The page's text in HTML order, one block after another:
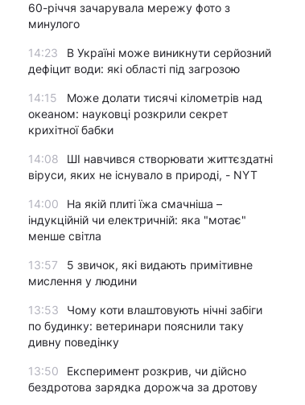
60-річчя зачарувала мережу фото з
минулого
14:23
В Україні може виникнути серйозний
дефіцит води: які області під загрозою
14:15
Може долати тисячі кілометрів над
океаном: науковці розкрили секрет
крихітної бабки
14:08
ШІ навчився створювати життєздатні
віруси, яких не існувало в природі, - NYT
14:00
На якій плиті їжа смачніша –
індукційній чи електричній: яка "мотає"
менше світла
13:57
5 звичок, які видають примітивне
мислення у людини
13:53
Чому коти влаштовують нічні забіги
по будинку: ветеринари пояснили таку
дивну поведінку
13:50
Експеримент розкрив, чи дійсно
бездротова зарядка дорожча за дротову